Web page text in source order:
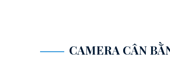
CAMERA CÂN